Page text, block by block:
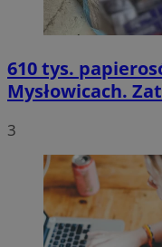
610 tys.
Mysłowicach.
3